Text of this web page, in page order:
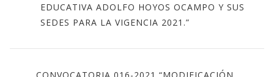
EDUCATIVA ADOLFO HOYOS OCAMPO Y SUS
SEDES PARA LA VIGENCIA 2021.”